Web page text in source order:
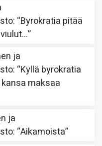
: “Byrokratia pitää
”
ja
: “Kyllä byrokratia
maksaa
ja
: “Aikamoista”